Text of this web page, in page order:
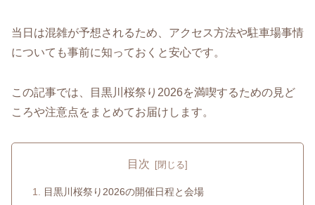
当日は混雑が予想されるため、アクセス方法や駐車場事情
についても事前に知っておくと安心です。
この記事では、目黒川桜祭り2026を満喫するための見ど
ころや注意点をまとめてお届けします。
目次
目黒川桜祭り2026の開催日程と会場